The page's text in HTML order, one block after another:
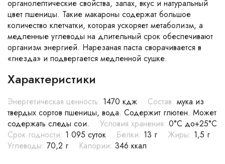
органолептические свойства, запах, вкус и натуральный
цвет пшеницы. Такие макароны содержат большое
количество клетчатки, которая ускоряет метаболизм, а
медленные углеводы на длительный срок обеспечивают
организм энергией. Нарезаная паста сворачивается в
«гнезда» и подвергается медленной сушке.
Характеристики
Энергетическая ценность: 1470 кдж Состав: мука из
твердых сортов пшеницы, вода. Содержит глютен. Может
содержать следы сои.
Условия хранения: 0°С до+25°С
Срок годности: 1 095 суток Белки: 13 г Жиры: 1,5 г
Углеводы: 70,2 г Калории: 346 ккал